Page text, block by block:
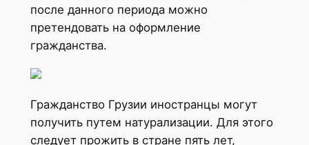
после данного периода можно
претендовать на оформление
гражданства.
Гражданство Грузии иностранцы могут
получить путем натурализации. Для этого
следует прожить в стране пять лет,